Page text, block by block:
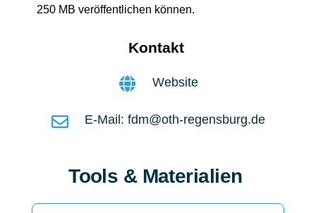
250 MB veröffentlichen können.
Kontakt
Website
E-Mail: fdm@oth-regensburg.de
Tools & Materialien